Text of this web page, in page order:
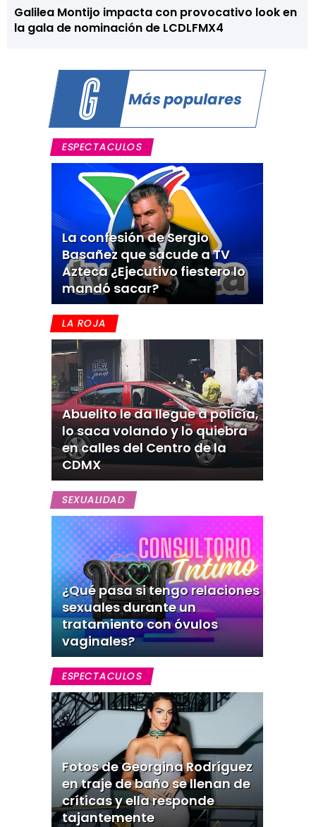
Galilea Montijo impacta con provocativo look en
la gala de nominación de LCDLFMX4
Más populares
ESPECTACULOS
La confesión de Sergio
Basañez que sacude a TV
Azteca ¿Ejecutivo fiestero lo
mandó sacar?
LA ROJA
Abuelito le da llegue a policía,
lo saca volando y lo quiebra
en calles del Centro de la
CDMX
SEXUALIDAD
¿Qué pasa si tengo relaciones
sexuales durante un
tratamiento con óvulos
vaginales?
ESPECTACULOS
Fotos de Georgina Rodríguez
en traje de baño se llenan de
críticas y ella responde
tajantemente